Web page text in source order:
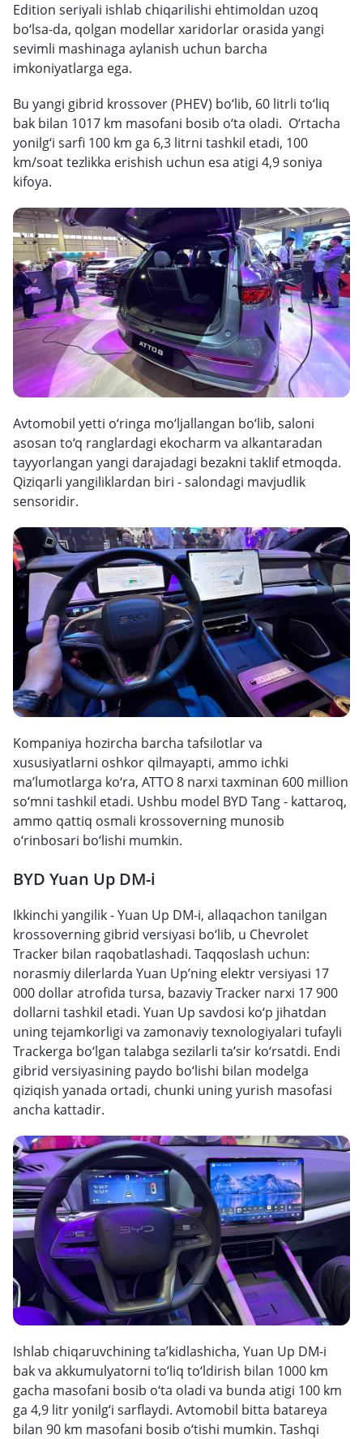
Edition seriyali ishlab chiqarilishi ehtimoldan uzoq
bo‘lsa-da, qolgan modellar xaridorlar orasida yangi
sevimli mashinaga aylanish uchun barcha
imkoniyatlarga ega.
Bu yangi gibrid krossover (PHEV) bo‘lib, 60 litrli to‘liq
bak bilan 1017 km masofani bosib o‘ta oladi. O‘rtacha
yonilg‘i sarfi 100 km ga 6,3 litrni tashkil etadi, 100
km/soat tezlikka erishish uchun esa atigi 4,9 soniya
kifoya.
Avtomobil yetti o‘ringa mo‘ljallangan bo‘lib, saloni
asosan to‘q ranglardagi ekocharm va alkantaradan
tayyorlangan yangi darajadagi bezakni taklif etmoqda.
Qiziqarli yangiliklardan biri - salondagi mavjudlik
sensoridir.
Kompaniya hozircha barcha tafsilotlar va
xususiyatlarni oshkor qilmayapti, ammo ichki
ma’lumotlarga ko‘ra, ATTO 8 narxi taxminan 600 million
so‘mni tashkil etadi. Ushbu model BYD Tang - kattaroq,
ammo qattiq osmali krossoverning munosib
o‘rinbosari bo‘lishi mumkin.
BYD Yuan Up DM-i
Ikkinchi yangilik - Yuan Up DM-i, allaqachon tanilgan
krossoverning gibrid versiyasi bo‘lib, u Chevrolet
Tracker bilan raqobatlashadi. Taqqoslash uchun:
norasmiy dilerlarda Yuan Up’ning elektr versiyasi 17
000 dollar atrofida tursa, bazaviy Tracker narxi 17 900
dollarni tashkil etadi. Yuan Up savdosi ko‘p jihatdan
uning tejamkorligi va zamonaviy texnologiyalari tufayli
Trackerga bo‘lgan talabga sezilarli ta’sir ko‘rsatdi. Endi
gibrid versiyasining paydo bo‘lishi bilan modelga
qiziqish yanada ortadi, chunki uning yurish masofasi
ancha kattadir.
Ishlab chiqaruvchining ta’kidlashicha, Yuan Up DM-i
bak va akkumulyatorni to‘liq to‘ldirish bilan 1000 km
gacha masofani bosib o‘ta oladi va bunda atigi 100 km
ga 4,9 litr yonilg‘i sarflaydi. Avtomobil bitta batareya
bilan 90 km masofani bosib o‘tishi mumkin. Tashqi